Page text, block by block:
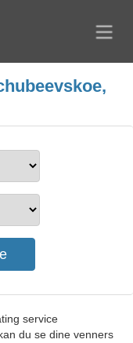
service
du se dine venners